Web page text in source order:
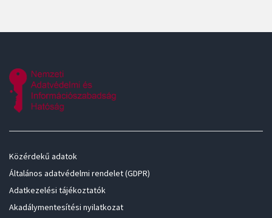
Közérdekű adatok
Általános adatvédelmi rendelet (GDPR)
Adatkezelési tájékoztatók
Akadálymentesítési nyilatkozat